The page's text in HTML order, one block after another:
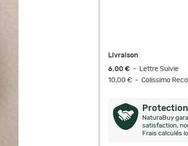
Livraison
6,00 € - Lettre Suivie
10,00 € - Colissimo
NaturaBuy
satisfaction,
Frais calculés